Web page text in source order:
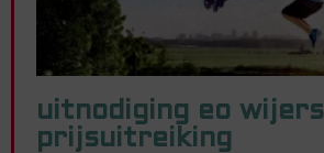
uitnodiging eo wijers
prijsuitreiking